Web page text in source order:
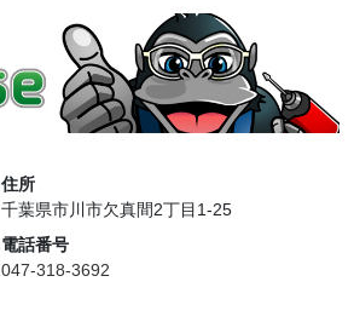
住所
千葉県市川市欠真間2丁目1-25
電話番号
047-318-3692